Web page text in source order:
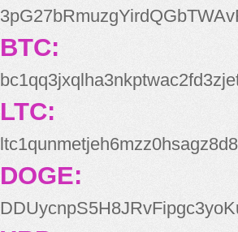
BTC:
LTC:
DOGE: